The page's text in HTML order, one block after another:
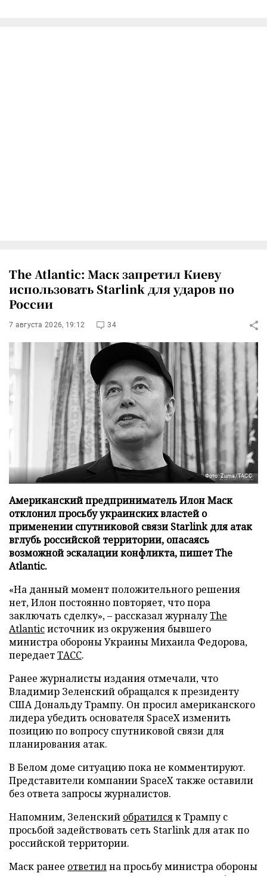
The Atlantic: Маск запретил Киеву
использовать Starlink для ударов по
России
7 августа 2026, 19:12 34
Фото: Zuma/ТАСС
Американский предприниматель Илон Маск
отклонил просьбу украинских властей о
применении спутниковой связи Starlink для атак
вглубь российской территории, опасаясь
возможной эскалации конфликта, пишет The
Atlantic.
«На данный момент положительного решения
нет, Илон постоянно повторяет, что пора
заключать сделку», – рассказал журналуThe
Atlanticисточник из окружения бывшего
министра обороны Украины Михаила Федорова,
передаетТАСС.
Ранее журналисты издания отмечали, что
Владимир Зеленский обращался к президенту
США Дональду Трампу. Он просил американского
лидера убедить основателя SpaceX изменить
позицию по вопросу спутниковой связи для
планирования атак.
В Белом доме ситуацию пока не комментируют.
Представители компании SpaceX также оставили
без ответа запросы журналистов.
Напомним, Зеленский обратилсяк Трампу с
просьбой задействовать сеть Starlink для атак по
российской территории.
Маск ранее ответилна просьбу министра обороны